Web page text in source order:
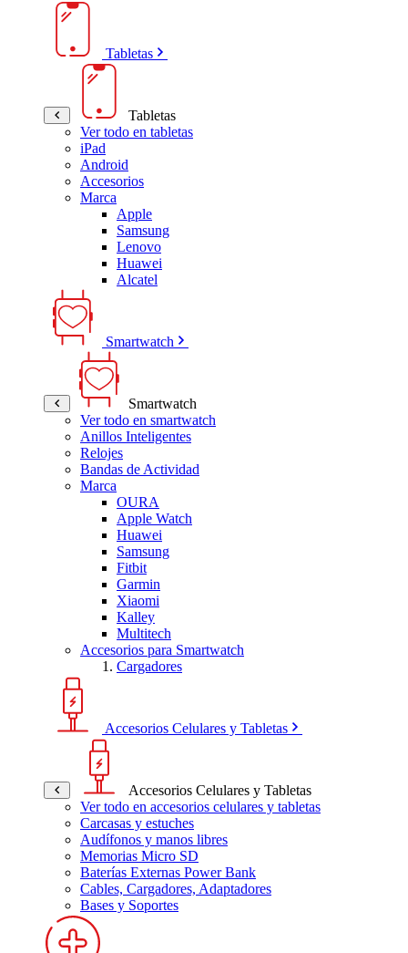
Tabletas
Tabletas
Ver todo en tabletas
iPad
Android
Accesorios
Marca
Apple
Samsung
Lenovo
Huawei
Alcatel
Smartwatch
Smartwatch
Ver todo en smartwatch
Anillos Inteligentes
Relojes
Bandas de Actividad
Marca
OURA
Apple Watch
Huawei
Samsung
Fitbit
Garmin
Xiaomi
Kalley
Multitech
Accesorios para Smartwatch
Cargadores
Accesorios Celulares y Tabletas
Accesorios Celulares y Tabletas
Ver todo en accesorios celulares y tabletas
Carcasas y estuches
Audífonos y manos libres
Memorias Micro SD
Baterías Externas Power Bank
Cables, Cargadores, Adaptadores
Bases y Soportes